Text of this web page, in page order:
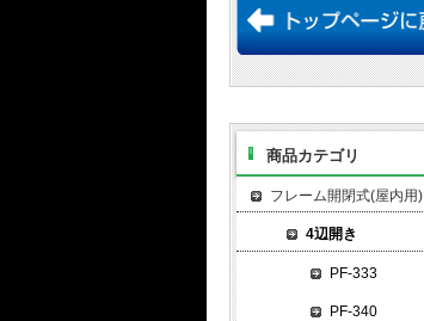
商品カテゴリ
フレーム開閉式(屋内用)
4辺開き
PF-333
PF-340